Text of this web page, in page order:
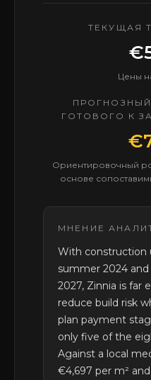
ТЕКУЩАЯ
Цены
ГОТОВОГО К
Ориентировочный
основе
МНЕНИЕ
With construction
summer 2024 and
2027, Zinnia is far
reduce build risk
plan payment
only five of the
Against a local
€4,697 per m²